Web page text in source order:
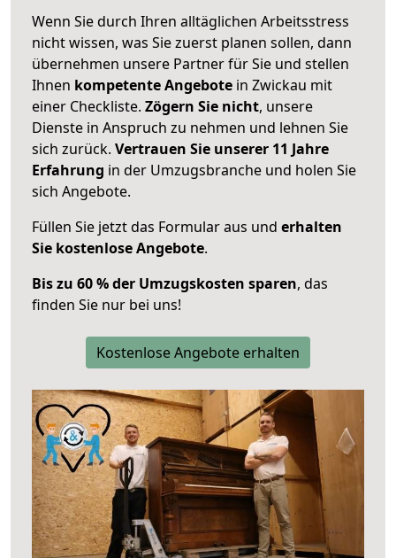
Wenn Sie durch Ihren alltäglichen Arbeitsstress
nicht wissen, was Sie zuerst planen sollen, dann
übernehmen unsere Partner für Sie und stellen
Ihnen kompetente Angebote in Zwickau mit
einer Checkliste. Zögern Sie nicht, unsere
Dienste in Anspruch zu nehmen und lehnen Sie
sich zurück. Vertrauen Sie unserer 11 Jahre
Erfahrung in der Umzugsbranche und holen Sie
sich Angebote.
Füllen Sie jetzt das Formular aus und erhalten
Sie kostenlose Angebote.
Bis zu 60 % der Umzugskosten sparen, das
finden Sie nur bei uns!
Kostenlose Angebote erhalten